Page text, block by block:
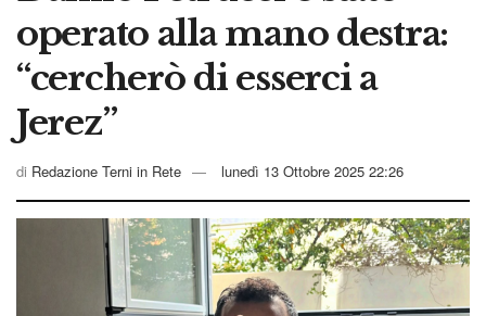
operato alla mano destra:
“cercherò di esserci a
Jerez”
di Redazione Terni in Rete lunedì 13 Ottobre 2025 22:26